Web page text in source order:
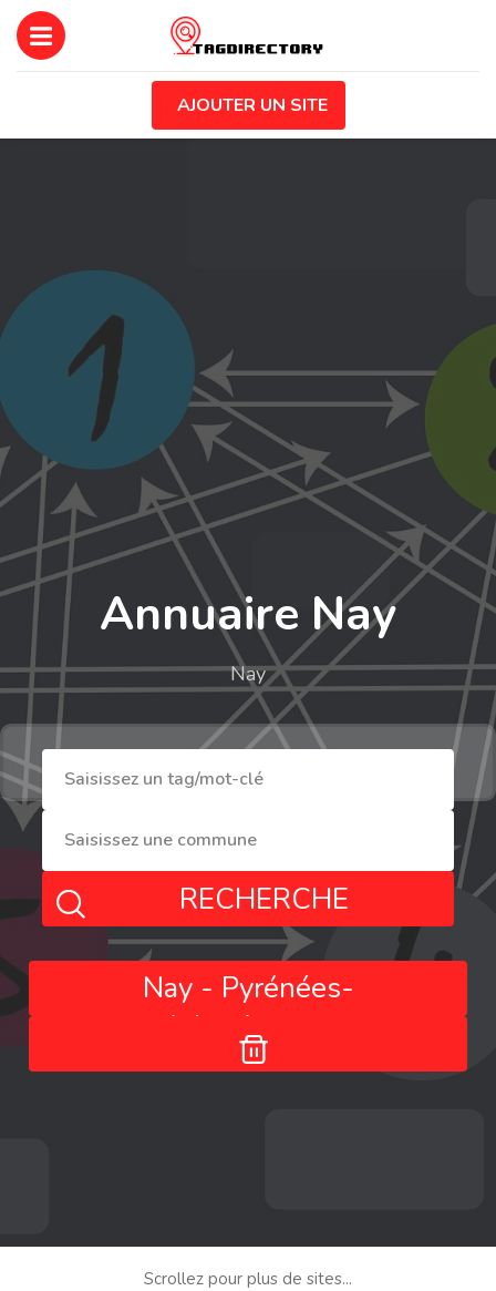
AJOUTER UN SITE
Annuaire Nay
Nay
RECHERCHE
Nay - Pyrénées-
Atlantiques -
Nouvelle-Aquitaine -
Scrollez pour plus de sites...